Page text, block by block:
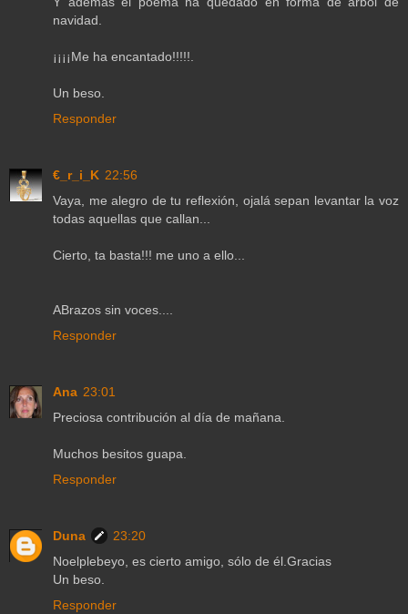
navidad.
¡¡¡¡Me ha encantado!!!!!.
Un beso.
Responder
€_r_i_K 22:56
Vaya, me alegro de tu reflexión, ojalá sepan levantar la voz
todas aquellas que callan...
Cierto, ta basta!!! me uno a ello...
ABrazos sin voces....
Responder
Ana 23:01
Preciosa contribución al día de mañana.
Muchos besitos guapa.
Responder
Duna
23:20
Noelplebeyo, es cierto amigo, sólo de él.Gracias
Un beso.
Responder